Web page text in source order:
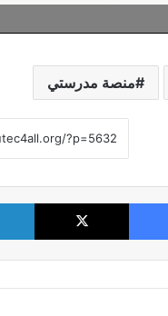
منصة مدرستي
فيسبوك ‫X